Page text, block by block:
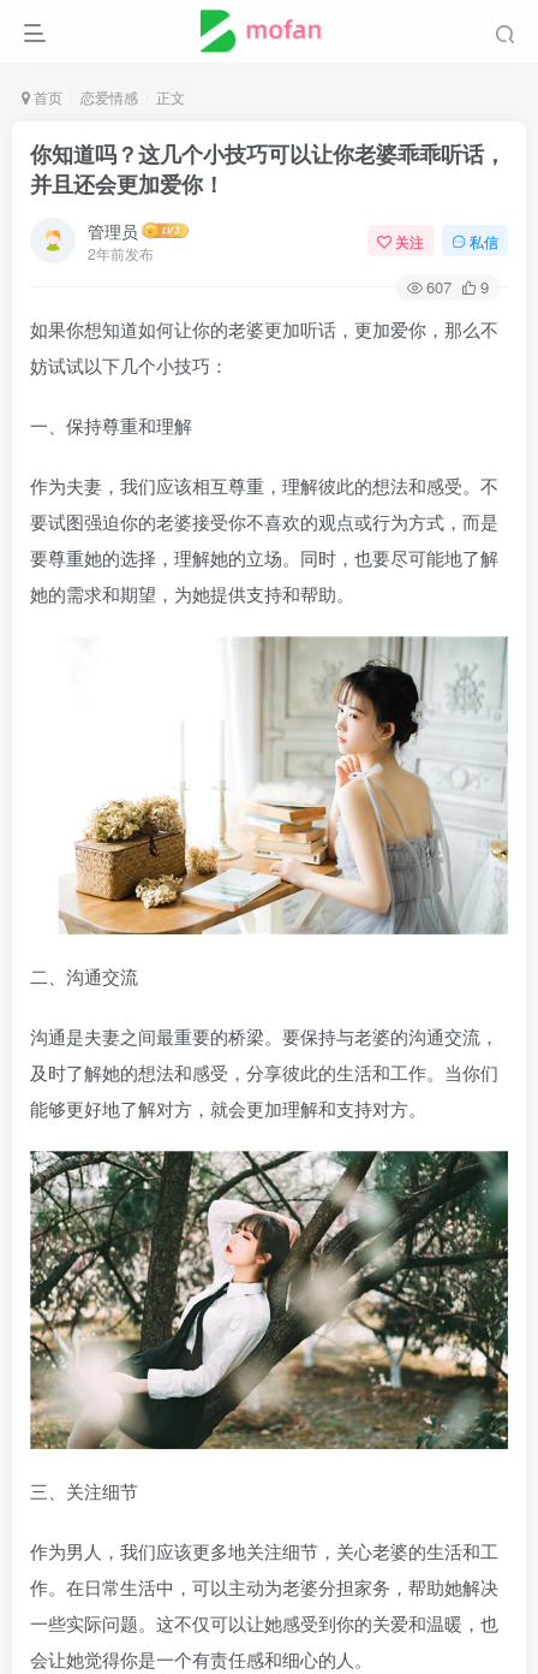
首页 恋爱情感 正文
你知道吗？这几个小技巧可以让你老婆乖乖听话，
并且还会更加爱你！
管理员
2年前发布
关注 私信
607 9
如果你想知道如何让你的老婆更加听话，更加爱你，那么不
妨试试以下几个小技巧：
一、保持尊重和理解
作为夫妻，我们应该相互尊重，理解彼此的想法和感受。不
要试图强迫你的老婆接受你不喜欢的观点或行为方式，而是
要尊重她的选择，理解她的立场。同时，也要尽可能地了解
她的需求和期望，为她提供支持和帮助。
二、沟通交流
沟通是夫妻之间最重要的桥梁。要保持与老婆的沟通交流，
及时了解她的想法和感受，分享彼此的生活和工作。当你们
能够更好地了解对方，就会更加理解和支持对方。
三、关注细节
作为男人，我们应该更多地关注细节，关心老婆的生活和工
作。在日常生活中，可以主动为老婆分担家务，帮助她解决
一些实际问题。这不仅可以让她感受到你的关爱和温暖，也
会让她觉得你是一个有责任感和细心的人。